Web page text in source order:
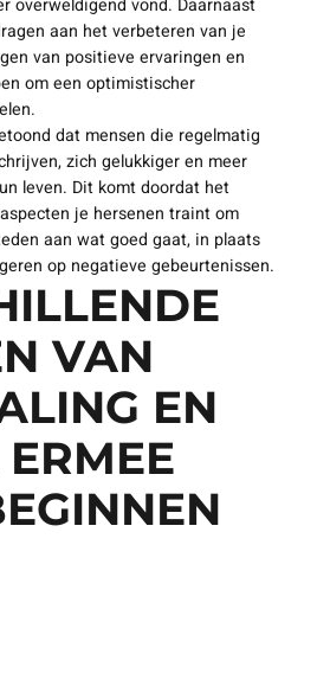
overweldigend vond. Daarnaast
aan het verbeteren van je
van positieve ervaringen en
om een optimistischer
dat mensen die regelmatig
zich gelukkiger en meer
leven. Dit komt doordat het
je hersenen traint om
aan wat goed gaat, in plaats
op negatieve gebeurtenissen.
VAN
EN